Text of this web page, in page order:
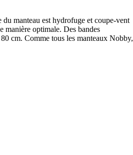
manteau est hydrofuge et coupe-vent
manière optimale. Des bandes
cm. Comme tous les manteaux Nobby,